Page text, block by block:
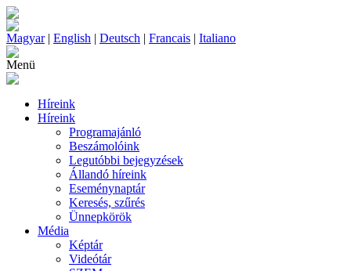
Magyar| English | Deutsch | Francais | Italiano
Menü
Híreink
Híreink
Programajánló
Beszámolóink
Legutóbbi bejegyzések
Állandó híreink
Eseménynaptár
Keresés, szűrés
Ünnepkörök
Média
Képtár
Videótár